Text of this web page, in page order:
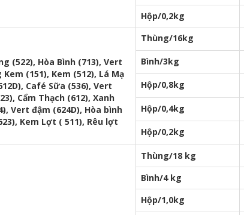
Hộp/0,2kg
(522), Hòa Bình (713), Vert
(151), Kem (512), Lá Mạ
Café Sữa (536), Vert
Cẩm Thạch (612), Xanh
Vert đậm (624D), Hòa bình
Kem Lợt ( 511), Rêu lợt
Thùng/16kg
Bình/3kg
Hộp/0,8kg
Hộp/0,4kg
Hộp/0,2kg
Thùng/18 kg
Bình/4 kg
Hộp/1,0kg